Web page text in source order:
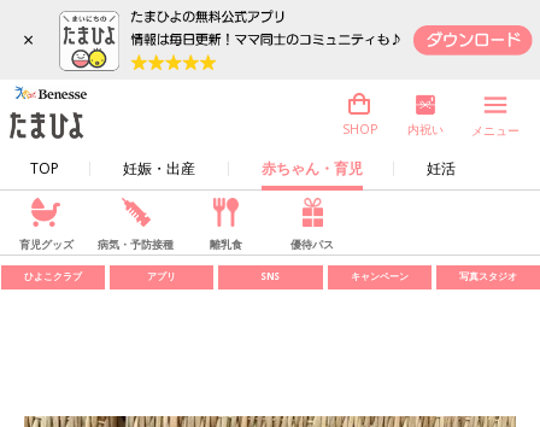
×
TOP 妊娠・出産 赤ちゃん・育児 妊活
SHOP 内祝い メニュー
育児グッズ 病気・予防接種 離乳食 優待パス
ひよこクラブ アプリ SNS キャンペーン 写真スタジオ